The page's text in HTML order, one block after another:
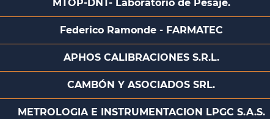
MTOP-DNT- Laboratorio de Pesaje.
Federico Ramonde - FARMATEC
APHOS CALIBRACIONES S.R.L.
CAMBÓN Y ASOCIADOS SRL.
METROLOGIA E INSTRUMENTACION LPGC S.A.S.